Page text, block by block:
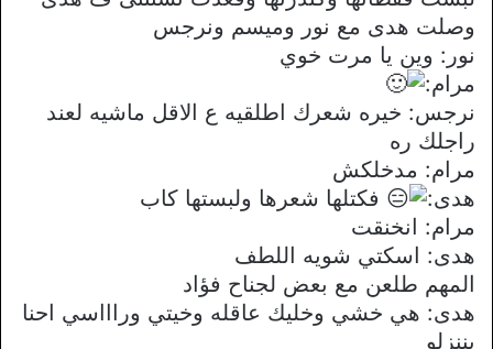
وصلت هدى مع نور وميسم ونرجس
نور: وين يا مرت خوي
مرام:
نرجس: خيره شعرك اطلقيه ع الاقل ماشيه لعند
راجلك ره
مرام: مدخلكش
هدى:
فكتلها شعرها ولبستها كاب
مرام: انخنقت
هدى: اسكتي شويه اللطف
المهم طلعن مع بعض لجناح فؤاد
هدى: هي خشي وخليك عاقله وخيتي وراااسي احنا
بننزلو